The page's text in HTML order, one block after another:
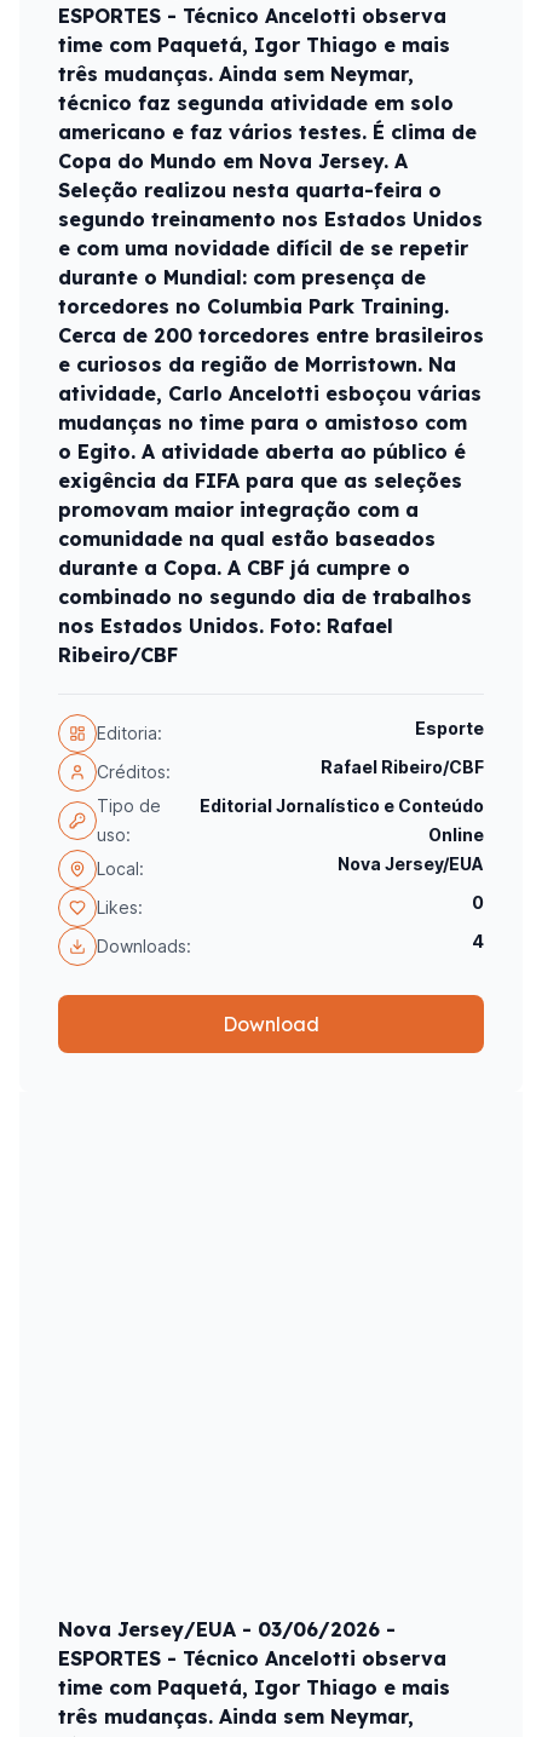
ESPORTES - Técnico Ancelotti observa
time com Paquetá, Igor Thiago e mais
três mudanças. Ainda sem Neymar,
técnico faz segunda atividade em solo
americano e faz vários testes. É clima de
Copa do Mundo em Nova Jersey. A
Seleção realizou nesta quarta-feira o
segundo treinamento nos Estados Unidos
e com uma novidade difícil de se repetir
durante o Mundial: com presença de
torcedores no Columbia Park Training.
Cerca de 200 torcedores entre brasileiros
e curiosos da região de Morristown. Na
atividade, Carlo Ancelotti esboçou várias
mudanças no time para o amistoso com
o Egito. A atividade aberta ao público é
exigência da FIFA para que as seleções
promovam maior integração com a
comunidade na qual estão baseados
durante a Copa. A CBF já cumpre o
combinado no segundo dia de trabalhos
nos Estados Unidos. Foto: Rafael
Ribeiro/CBF
Editoria: Esporte
Créditos:
Rafael Ribeiro/CBF
Tipo de
uso:
Editorial Jornalístico e Conteúdo
Online
Local:
Nova Jersey/EUA
Likes: 0
Downloads: 4
Download
Nova Jersey/EUA - 03/06/2026 -
ESPORTES - Técnico Ancelotti observa
time com Paquetá, Igor Thiago e mais
três mudanças. Ainda sem Neymar,